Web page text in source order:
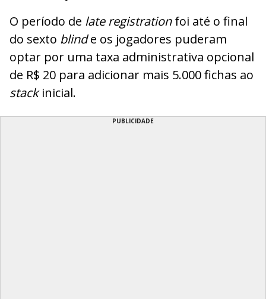
O período de late registrationfoi até o final
do sexto blinde os jogadores puderam
optar por uma taxa administrativa opcional
de R$ 20 para adicionar mais 5.000 fichas ao
stackinicial.
PUBLICIDADE